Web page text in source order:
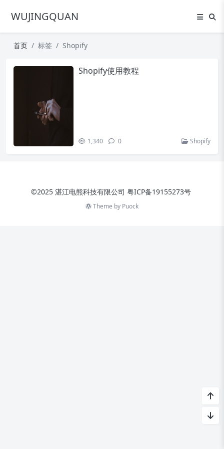
WUJINGQUAN
首页 标签 Shopify
Shopify使用教程
1,340 0 Shopify
©2025 湛江电熊科技有限公司 粤ICP备19155273号
Theme by Puock